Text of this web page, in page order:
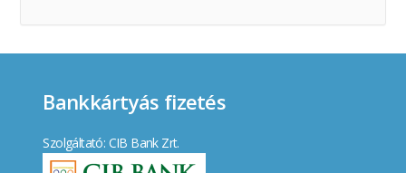
Bankkártyás fizetés
Szolgáltató: CIB Bank Zrt.